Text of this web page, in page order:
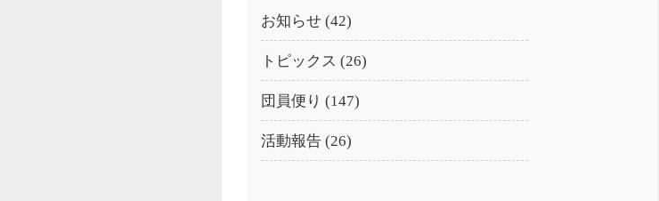
お知らせ (42)
トピックス (26)
団員便り (147)
活動報告 (26)